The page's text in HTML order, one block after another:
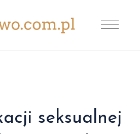
seksualnej